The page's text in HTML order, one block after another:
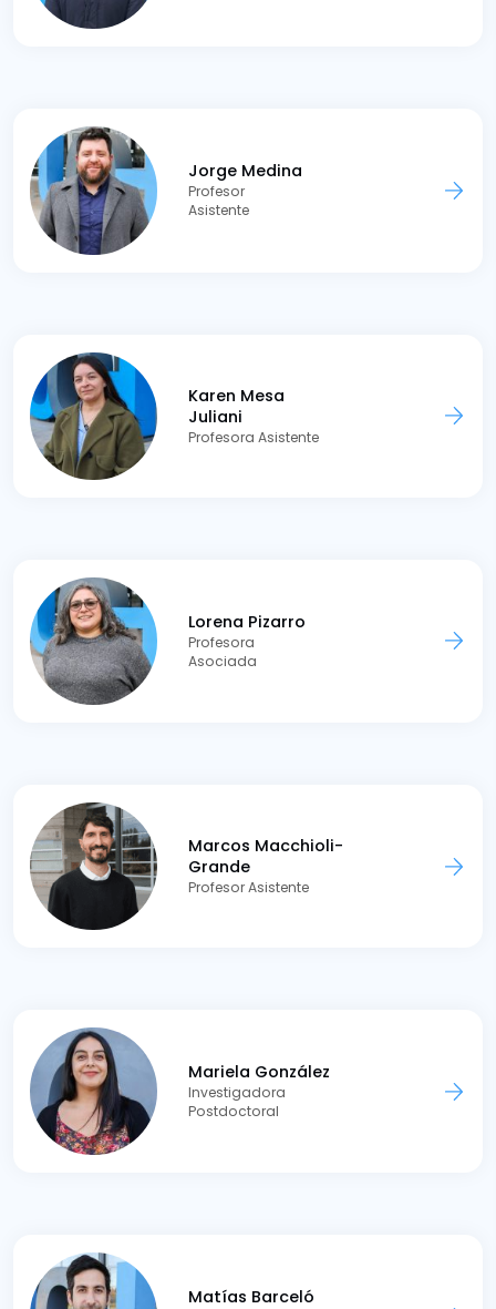
Jorge Medina
Profesor
Asistente
Karen Mesa
Juliani
Profesora Asistente
Lorena Pizarro
Profesora
Asociada
Marcos Macchioli-
Grande
Profesor Asistente
Mariela González
Investigadora
Postdoctoral
Matías Barceló